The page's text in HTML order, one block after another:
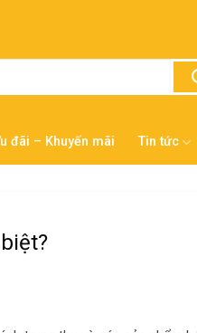
đãi – Khuyến mãi Tin tức